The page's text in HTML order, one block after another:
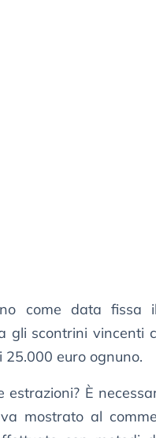
come data fissa
gli scontrini vincenti
euro ognuno.
È
mostrato al